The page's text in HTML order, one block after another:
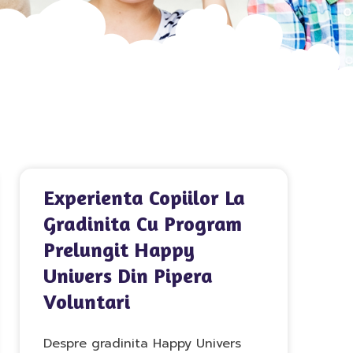
Experienta Copiilor La
Gradinita Cu Program
Prelungit Happy
Univers Din Pipera
Voluntari
Despre gradinita Happy Univers